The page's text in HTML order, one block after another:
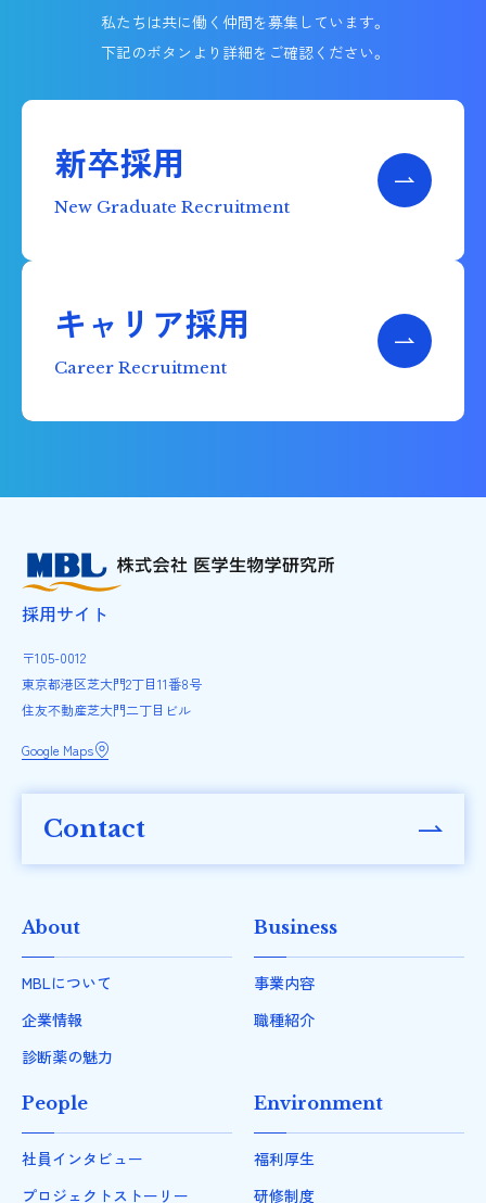
私たちは共に働く仲間を募集しています。
下記のボタンより詳細をご確認ください。
新卒採用
New Graduate Recruitment
キャリア採用
Career Recruitment
採用サイト
〒105-0012
東京都港区芝大門2丁目11番8号
住友不動産芝大門二丁目ビル
Google Maps
Contact
About
MBLについて
企業情報
診断薬の魅力
Business
事業内容
職種紹介
People
社員インタビュー
プロジェクトストーリー
Environment
福利厚生
研修制度